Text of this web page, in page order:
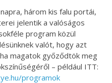
három kis falu portái,
jelentik a valóságos
program közül
valót, hogy azt
magatok győződtök meg
– például ITT:
programok